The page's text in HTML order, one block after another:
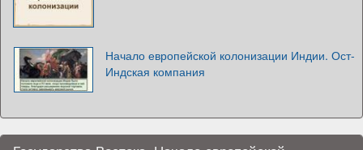
Начало европейской колонизации Индии. Ост-
Индская компания